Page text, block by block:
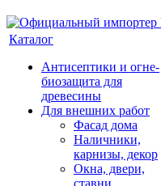
Каталог
Антисептики и огне-
биозащита для
древесины
Для внешних работ
Фасад дома
Наличники,
карнизы, декор
Окна, двери,
ставни,